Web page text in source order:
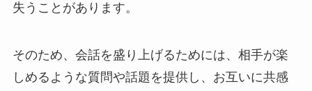
失うことがあります。
そのため、会話を盛り上げるためには、相手が楽
しめるような質問や話題を提供し、お互いに共感